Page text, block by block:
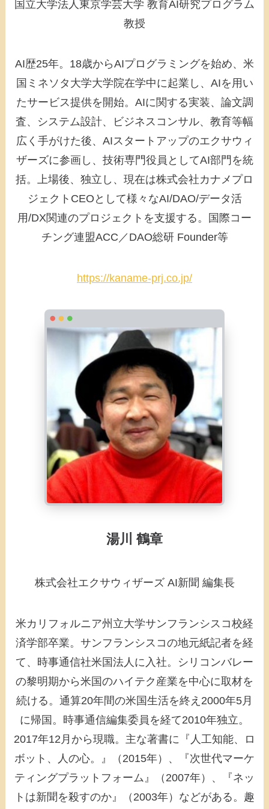
国立大学法人東京学芸大学 教育AI研究プログラム
教授
AI歴25年。18歳からAIプログラミングを始め、米
国ミネソタ大学大学院在学中に起業し、AIを用い
たサービス提供を開始。AIに関する実装、論文調
査、システム設計、ビジネスコンサル、教育等幅
広く手がけた後、AIスタートアップのエクサウィ
ザーズに参画し、技術専門役員としてAI部門を統
括。上場後、独立し、現在は株式会社カナメプロ
ジェクトCEOとして様々なAI/DAO/データ活
用/DX関連のプロジェクトを支援する。国際コー
チング連盟ACC／DAO総研 Founder等
https://kaname-prj.co.jp/
湯川 鶴章
株式会社エクサウィザーズ AI新聞 編集長
米カリフォルニア州立大学サンフランシスコ校経
済学部卒業。サンフランシスコの地元紙記者を経
て、時事通信社米国法人に入社。シリコンバレー
の黎明期から米国のハイテク産業を中心に取材を
続ける。通算20年間の米国生活を終え2000年5月
に帰国。時事通信編集委員を経て2010年独立。
2017年12月から現職。主な著書に『人工知能、ロ
ボット、人の心。』（2015年）、『次世代マーケ
ティングプラットフォーム』（2007年）、『ネッ
トは新聞を殺すのか』（2003年）などがある。趣